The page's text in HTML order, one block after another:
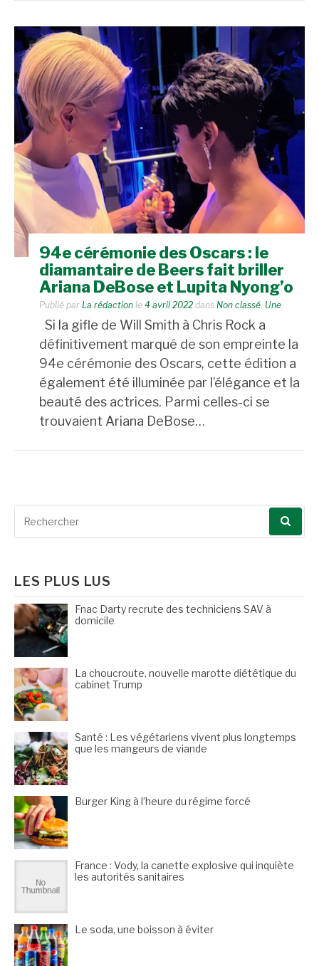
94e cérémonie des Oscars : le
diamantaire de Beers fait briller
Ariana DeBose et Lupita Nyong’o
Publié par La rédaction le 4 avril 2022 dans Non classé Une
Si la gifle de Will Smith à Chris Rock a
définitivement marqué de son empreinte la
94e cérémonie des Oscars, cette édition a
également été illuminée par l’élégance et la
beauté des actrices. Parmi celles-ci se
trouvaient Ariana DeBose…
LES PLUS LUS
Fnac Darty recrute des techniciens SAV à
domicile
La choucroute, nouvelle marotte diététique du
cabinet Trump
Santé : Les végétariens vivent plus longtemps
que les mangeurs de viande
Burger King à l’heure du régime forcé
France : Vody, la canette explosive qui inquiète
les autorités sanitaires
Le soda, une boisson à éviter